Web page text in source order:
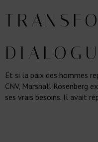
Et si la paix des hommes
CNV, Marshall Rosenberg
ses vrais besoins. Il avait